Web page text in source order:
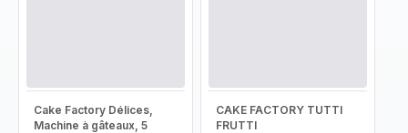
Cake Factory Délices,
Machine à gâteaux, 5
CAKE FACTORY TUTTI
FRUTTI